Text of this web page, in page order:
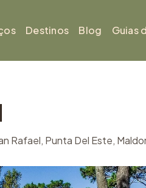
Destinos Blog Guias
Rafael, Punta Del Este,